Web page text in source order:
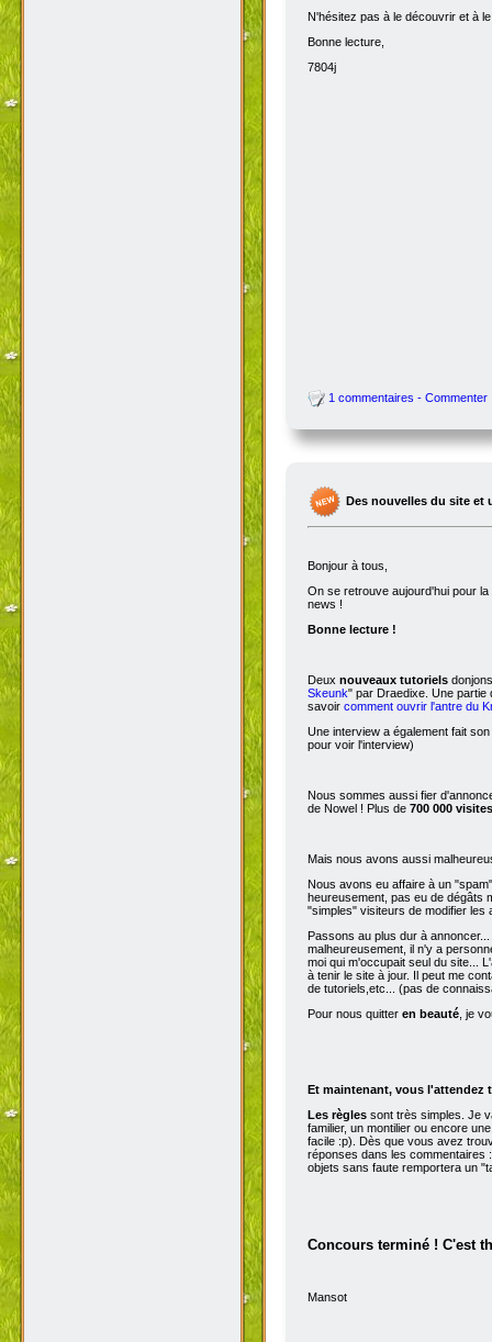
N'hésitez pas à le découvrir et à
Bonne lecture,
7804j
1 commentaires - Commenter
Des nouvelles du site
Bonjour à tous,
On se retrouve aujourd'hui pour
news !
Bonne lecture !
Deux nouveaux tutoriels
Skeunk" par Draedixe. Une partie
savoir comment ouvrir l'antre du
Une interview a également fait
pour voir l'interview)
Nous sommes aussi fier
de Nowel ! Plus de 700 000 visites
Mais nous avons aussi
Nous avons eu affaire à un
heureusement, pas eu de dégâts
"simples" visiteurs de modifier
Passons au plus dur à
malheureusement, il n'y a
moi qui m'occupait seul du site...
à tenir le site à jour. Il peut me
de tutoriels,etc... (pas de
Pour nous quitter en beauté, je
Et maintenant, vous l'attendez
Les règles sont très simples. Je
familier, un montilier ou encore
facile :p). Dès que vous avez
réponses dans les commentaires
objets sans faute remportera un
Concours terminé ! C'est
Mansot